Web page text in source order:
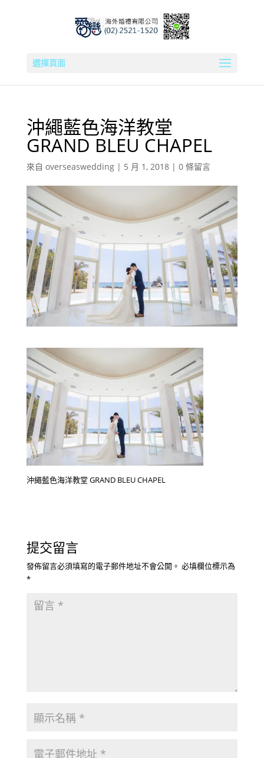
選擇頁面
沖繩藍色海洋教堂
GRAND BLEU CHAPEL
來自 overseaswedding| 5 月 1, 2018| 0 條留言
沖繩藍色海洋教堂 GRAND BLEU CHAPEL
提交留言
發佈留言必須填寫的電子郵件地址不會公開。 必填欄位標示為
*